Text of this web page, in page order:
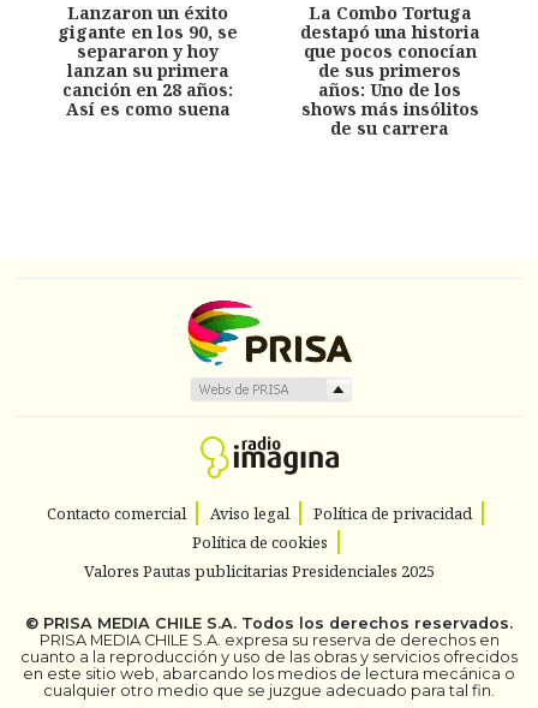
Lanzaron un éxito
gigante en los 90, se
separaron y hoy
lanzan su primera
canción en 28 años:
Así es como suena
La Combo Tortuga
destapó una historia
que pocos conocían
de sus primeros
años: Uno de los
shows más insólitos
de su carrera
Contacto comercial Aviso legal
Política de privacidad
Política de cookies
Valores Pautas publicitarias Presidenciales 2025
© PRISA MEDIA CHILE S.A. Todos los derechos reservados.
PRISA MEDIA CHILE S.A. expresa su reserva de derechos en
cuanto a la reproducción y uso de las obras y servicios ofrecidos
en este sitio web, abarcando los medios de lectura mecánica o
cualquier otro medio que se juzgue adecuado para tal fin.